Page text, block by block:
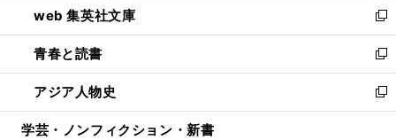
ド
ウ
で
開
く
ィ
ン
ド
ウ
で
開
い
ウ
ィ
ン
ド
ウ
web 集英社文庫
新
し
い
ウ
ィ
ン
青春と読書
新
し
い
ウ
アジア人物史
新
し
学芸・ノンフィクション・新書